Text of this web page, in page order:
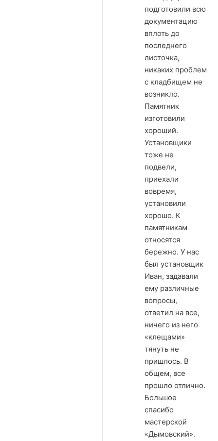
подготовили всю
документацию
вплоть до
последнего
листочка,
никаких проблем
с кладбищем не
возникло.
Памятник
изготовили
хороший.
Установщики
тоже не
подвели,
приехали
вовремя,
установили
хорошо. К
памятникам
относятся
бережно. У нас
был установщик
Иван, задавали
ему различные
вопросы,
ответил на все,
ничего из него
«клещами»
тянуть не
пришлось. В
общем, все
прошло отлично.
Большое
спасибо
мастерской
«Дымовский».